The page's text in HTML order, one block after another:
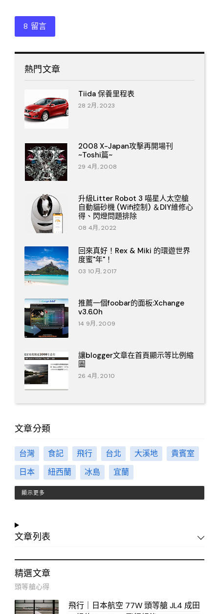
8 留言
熱門文章
Tiida 保養里程表
28 2月, 2023
2008 X-Japan攻擊再開場刊
~Toshi篇~
29 4月, 2008
升級Litter Robot 3 喵星人太空艙
自動貓砂機 (Wifi控制) ＆DIY維修心
得、閃燈問題排除
08 4月, 2022
回來真好！Rex & Miki 的環遊世界
度蜜"年"！
03 10月, 2017
推薦一個foobar的面板:Xchange
v3.6.0h
14 9月, 2009
讓blogger文章在首頁顯示等比例縮
圖
26 4月, 2010
文章分類
台灣 食記 飛行 台北 大溪地
貴賓室
日本
紐西蘭 冰島 宜蘭
顯示更多
文章列表
精選文章
頭等艙心得
飛行｜日本航空 77W 頭等艙 JL4 成田